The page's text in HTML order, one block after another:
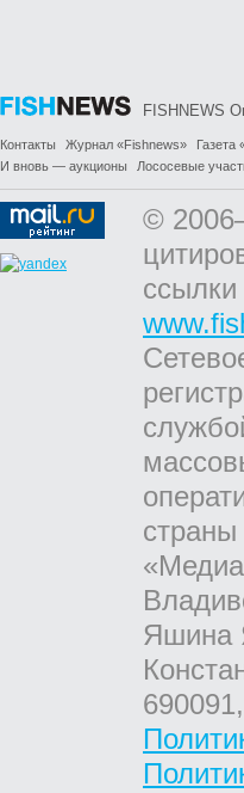
FISHNEWS
Контакты Журнал «Fishnews» Газета
И вновь — аукционы
Лососевые
©
ссылки
Яшина